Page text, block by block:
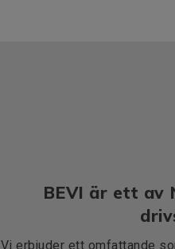
BEVI är ett av
Vi erbjuder ett omfattande